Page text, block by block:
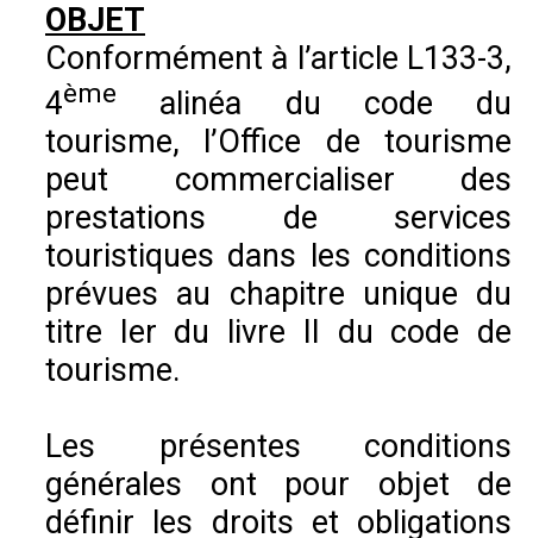
OBJET
Conformément à l’article L133-3,
4ème
alinéa du code du
tourisme, l’Office de tourisme
peut commercialiser des
prestations de services
touristiques dans les conditions
prévues au chapitre unique du
titre Ier du livre II du code de
tourisme.
Les présentes conditions
générales ont pour objet de
définir les droits et obligations